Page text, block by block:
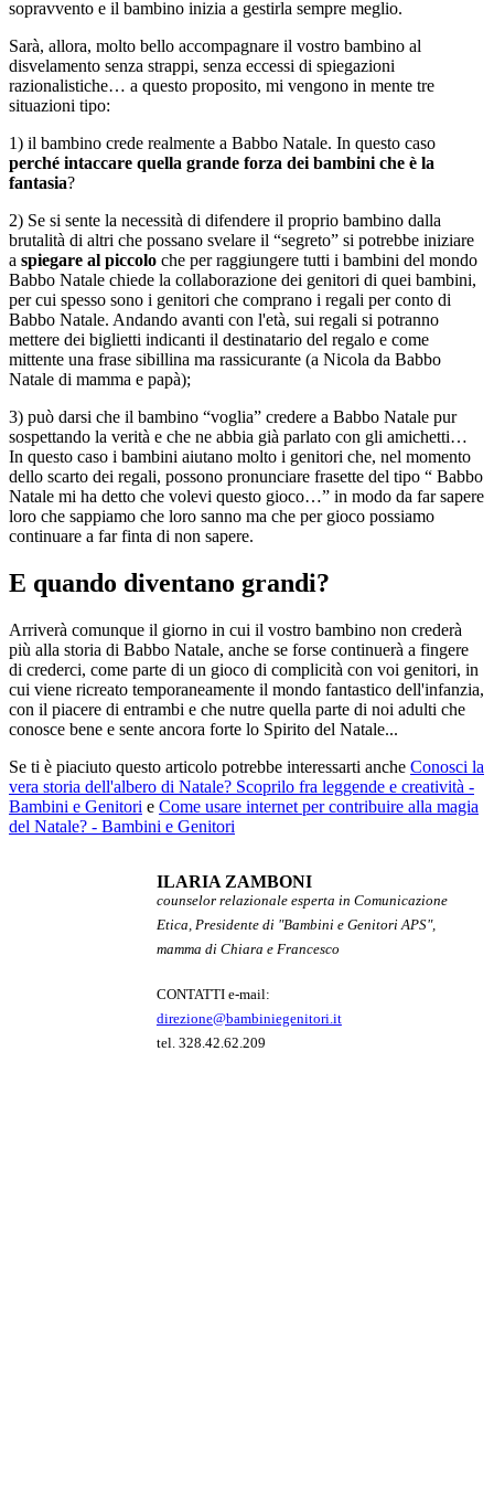
sopravvento e il bambino inizia a gestirla sempre meglio.
Sarà, allora, molto bello accompagnare il vostro bambino al
disvelamento senza strappi, senza eccessi di spiegazioni
razionalistiche… a questo proposito, mi vengono in mente tre
situazioni tipo:
1) il bambino crede realmente a Babbo Natale. In questo caso
perché intaccare quella grande forza dei bambini che è la
fantasia?
2) Se si sente la necessità di difendere il proprio bambino dalla
brutalità di altri che possano svelare il “segreto” si potrebbe iniziare
a spiegare al piccolo che per raggiungere tutti i bambini del mondo
Babbo Natale chiede la collaborazione dei genitori di quei bambini,
per cui spesso sono i genitori che comprano i regali per conto di
Babbo Natale. Andando avanti con l'età, sui regali si potranno
mettere dei biglietti indicanti il destinatario del regalo e come
mittente una frase sibillina ma rassicurante (a Nicola da Babbo
Natale di mamma e papà);
3) può darsi che il bambino “voglia” credere a Babbo Natale pur
sospettando la verità e che ne abbia già parlato con gli amichetti…
In questo caso i bambini aiutano molto i genitori che, nel momento
dello scarto dei regali, possono pronunciare frasette del tipo “ Babbo
Natale mi ha detto che volevi questo gioco…” in modo da far sapere
loro che sappiamo che loro sanno ma che per gioco possiamo
continuare a far finta di non sapere.
E quando diventano grandi?
Arriverà comunque il giorno in cui il vostro bambino non crederà
più alla storia di Babbo Natale, anche se forse continuerà a fingere
di crederci, come parte di un gioco di complicità con voi genitori, in
cui viene ricreato temporaneamente il mondo fantastico dell'infanzia,
con il piacere di entrambi e che nutre quella parte di noi adulti che
conosce bene e sente ancora forte lo Spirito del Natale...
Se ti è piaciuto questo articolo potrebbe interessarti anche Conosci la
vera storia dell'albero di Natale? Scoprilo fra leggende e creatività -
Bambini e Genitori e Come usare internet per contribuire alla magia
del Natale? - Bambini e Genitori
ILARIA ZAMBONI
counselor relazionale esperta in Comunicazione
Etica, Presidente di "Bambini e Genitori APS",
mamma di Chiara e Francesco
CONTATTI e-mail:
direzione@bambiniegenitori.it
tel. 328.42.62.209